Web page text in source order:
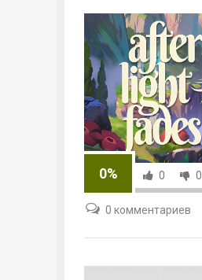
0% 0 0
0 комментариев